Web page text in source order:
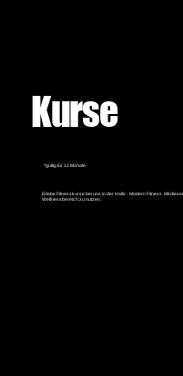
Kurse
*gültig für 12 Monate
Erlebe Fitnesskurse bei uns in der Halle - Modern Fitness. Mit
Wellnessbereich zu nutzen.